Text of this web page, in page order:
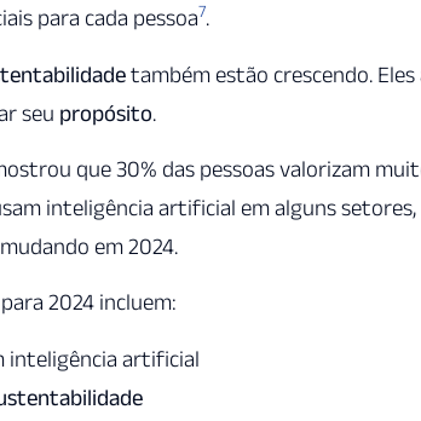
para cada pessoa7.
também estão crescendo.
seu propósito.
que 30% das pessoas valorizam
inteligência artificial em alguns setores,
em 2024.
2024 incluem:
inteligência artificial